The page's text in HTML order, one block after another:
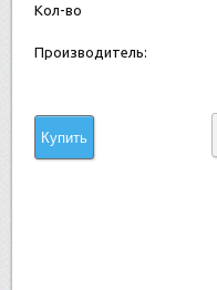
Кол-во
Производитель: